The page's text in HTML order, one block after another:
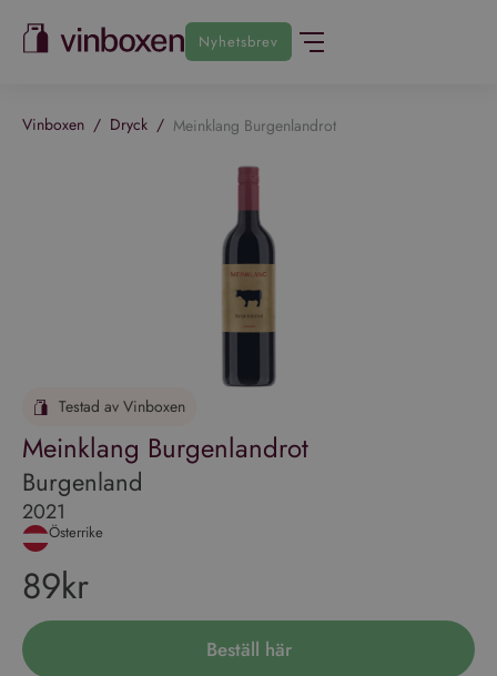
Nyhetsbrev
Vinboxen / Dryck / Meinklang Burgenlandrot
Testad av Vinboxen
Meinklang Burgenlandrot
Burgenland
2021
Österrike
89kr
Beställ här